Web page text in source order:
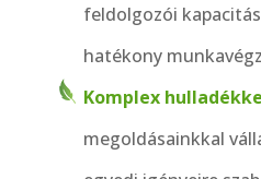
feldolgozói
hatékony
Komplex
megoldásainkkal